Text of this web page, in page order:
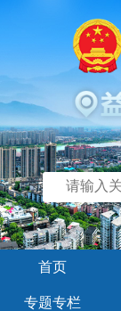
首页
专题专栏